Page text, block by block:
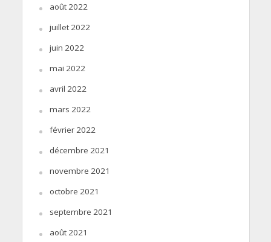
août 2022
juillet 2022
juin 2022
mai 2022
avril 2022
mars 2022
février 2022
décembre 2021
novembre 2021
octobre 2021
septembre 2021
août 2021